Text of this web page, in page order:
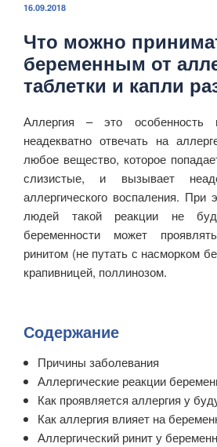
ОПУБЛИКОВАНО
16.09.2018
Что можно
беременным от
таблетки и капли
Аллергия – это особенность
неадекватно отвечать на
любое вещество, которое
слизистые, и вызывает
аллергического воспаления.
людей такой реакции не
беременности может
ринитом (не путать с насморком
крапивницей, поллинозом.
Содержание
Причины заболевания
Аллергические реакции
Как проявляется аллергия у
Как аллергия влияет на
Аллергический ринит у